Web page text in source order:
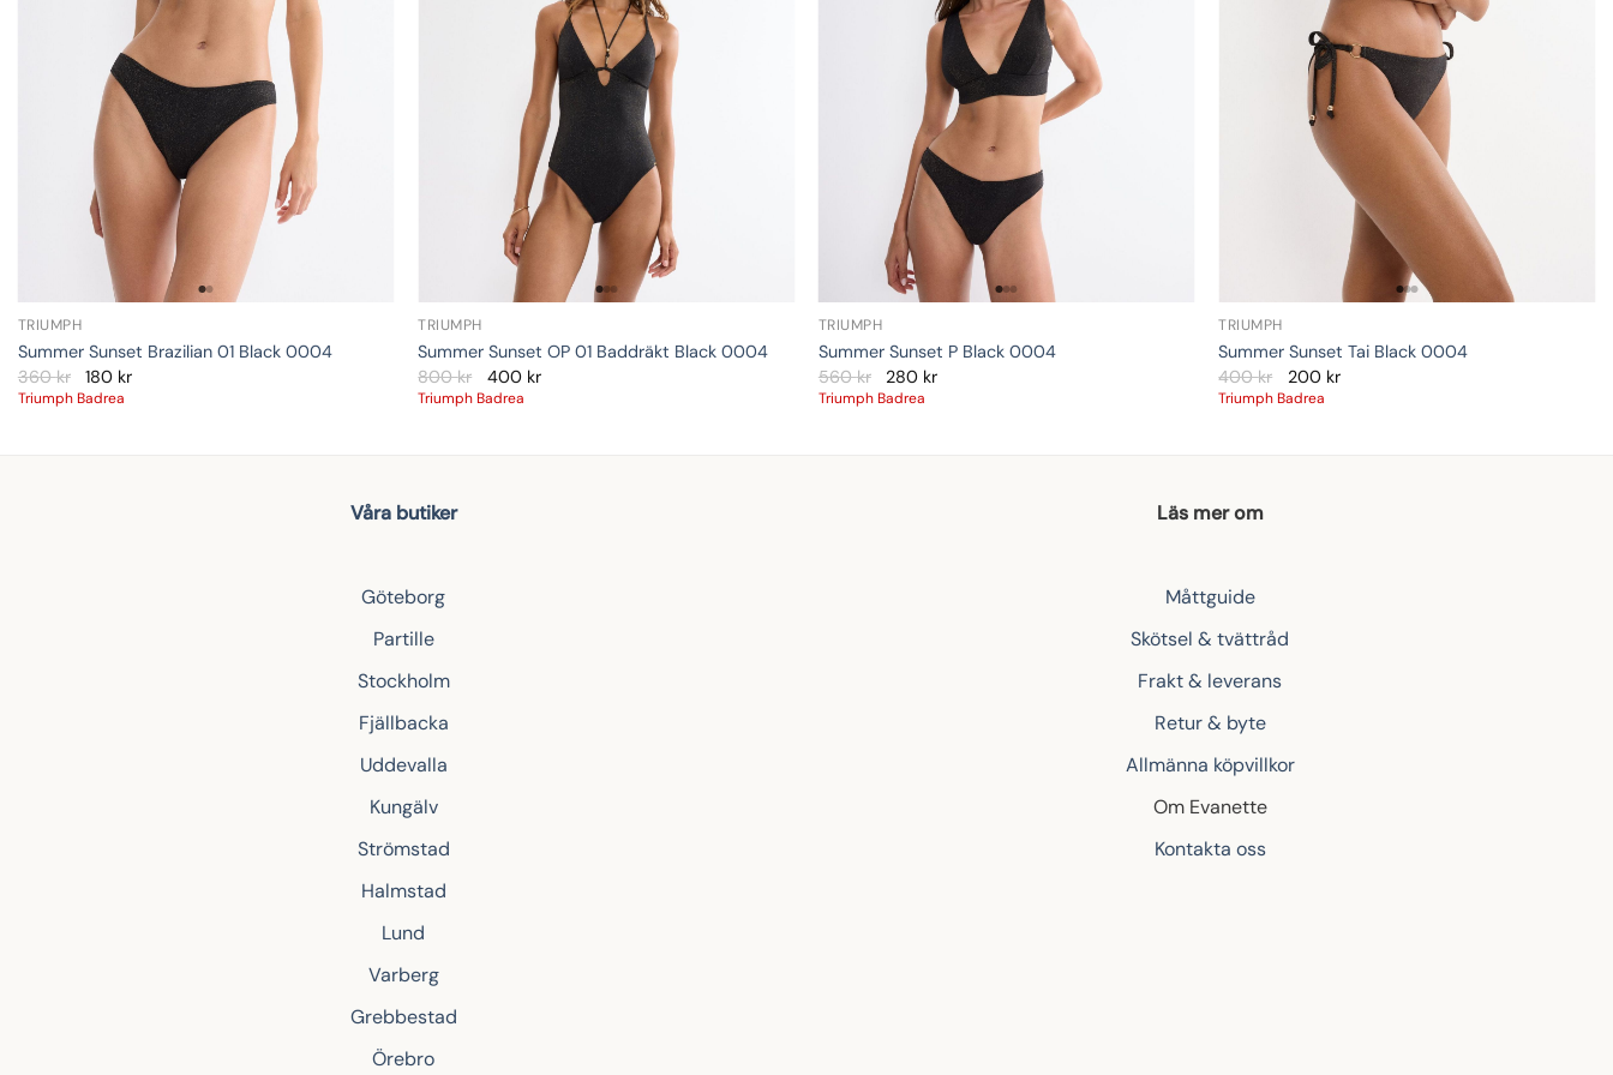
TRIUMPH
Summer Sunset Brazilian 01 Black 0004
360kr 180 kr
Triumph Badrea
TRIUMPH
Summer Sunset OP 01 Baddräkt Black 0004
800kr 400 kr
Triumph Badrea
TRIUMPH
Summer Sunset P Black 0004
560kr 280 kr
Triumph Badrea
TRIUMPH
Summer Sunset Tai Black 0004
400kr 200 kr
Triumph Badrea
Våra butiker
Göteborg
Partille
Stockholm
Fjällbacka
Uddevalla
Kungälv
Strömstad
Halmstad
Lund
Varberg
Grebbestad
Örebro
Läs mer om
Måttguide
Skötsel & tvättråd
Frakt & leverans
Retur & byte
Allmänna köpvillkor
Om Evanette
Kontakta oss